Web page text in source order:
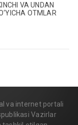
VA UNDAN
OTMLAR
va internet portali
Vazirlar